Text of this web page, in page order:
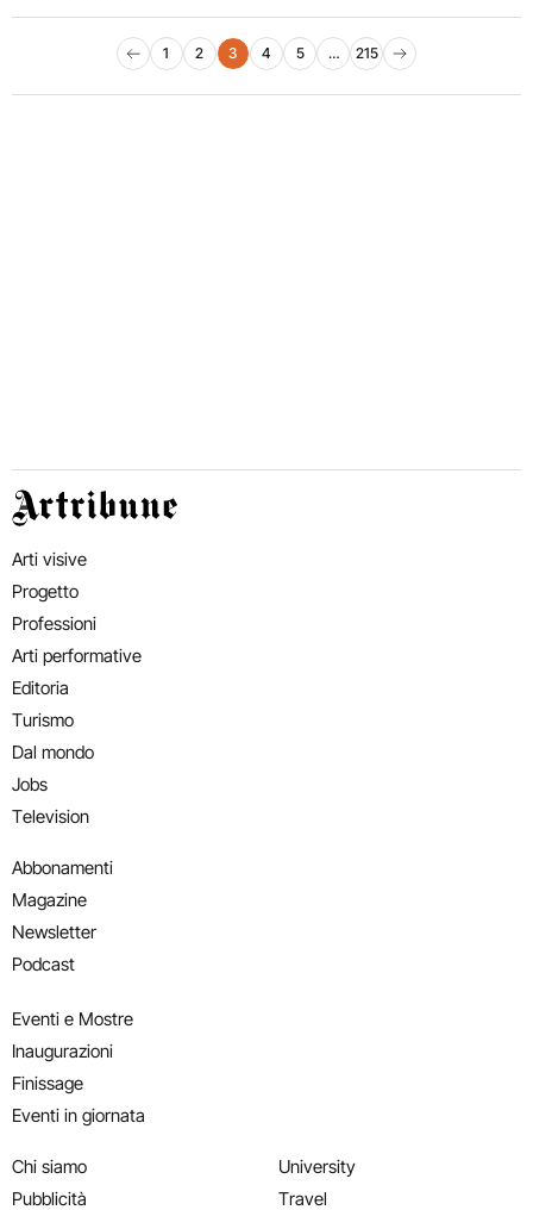
Paginazione degli articoli
Pagina precedente
1 2 3 4 5 … 215
Pagina successiva
Artribune
Arti visive
Progetto
Professioni
Arti performative
Editoria
Turismo
Dal mondo
Jobs
Television
Abbonamenti
Magazine
Newsletter
Podcast
Eventi e Mostre
Inaugurazioni
Finissage
Eventi in giornata
Chi siamo
Pubblicità
University
Travel